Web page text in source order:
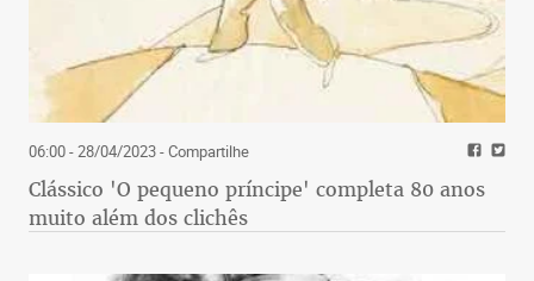
06:00 - 28/04/2023- Compartilhe
Clássico 'O pequeno príncipe' completa 80 anos
muito além dos clichês